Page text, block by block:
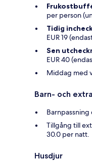
per person
Tidig
EUR 19
Sen
EUR 40
Middag med
Barn- och
Tillgång till
30.0 per natt.
Husdjur